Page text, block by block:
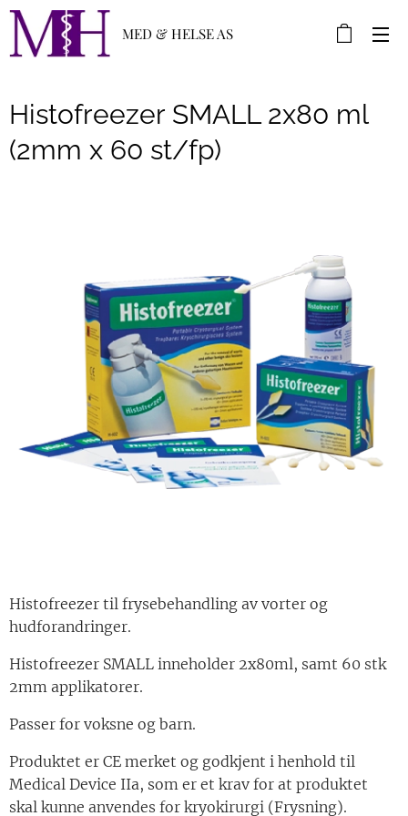
MED & HELSE AS
Histofreezer SMALL 2x80 ml
(2mm x 60 st/fp)
Histofreezer til frysebehandling av vorter og
hudforandringer.
Histofreezer SMALL inneholder 2x80ml, samt 60 stk
2mm applikatorer.
Passer for voksne og barn.
Produktet er CE merket og godkjent i henhold til
Medical Device IIa, som er et krav for at produktet
skal kunne anvendes for kryokirurgi (Frysning).